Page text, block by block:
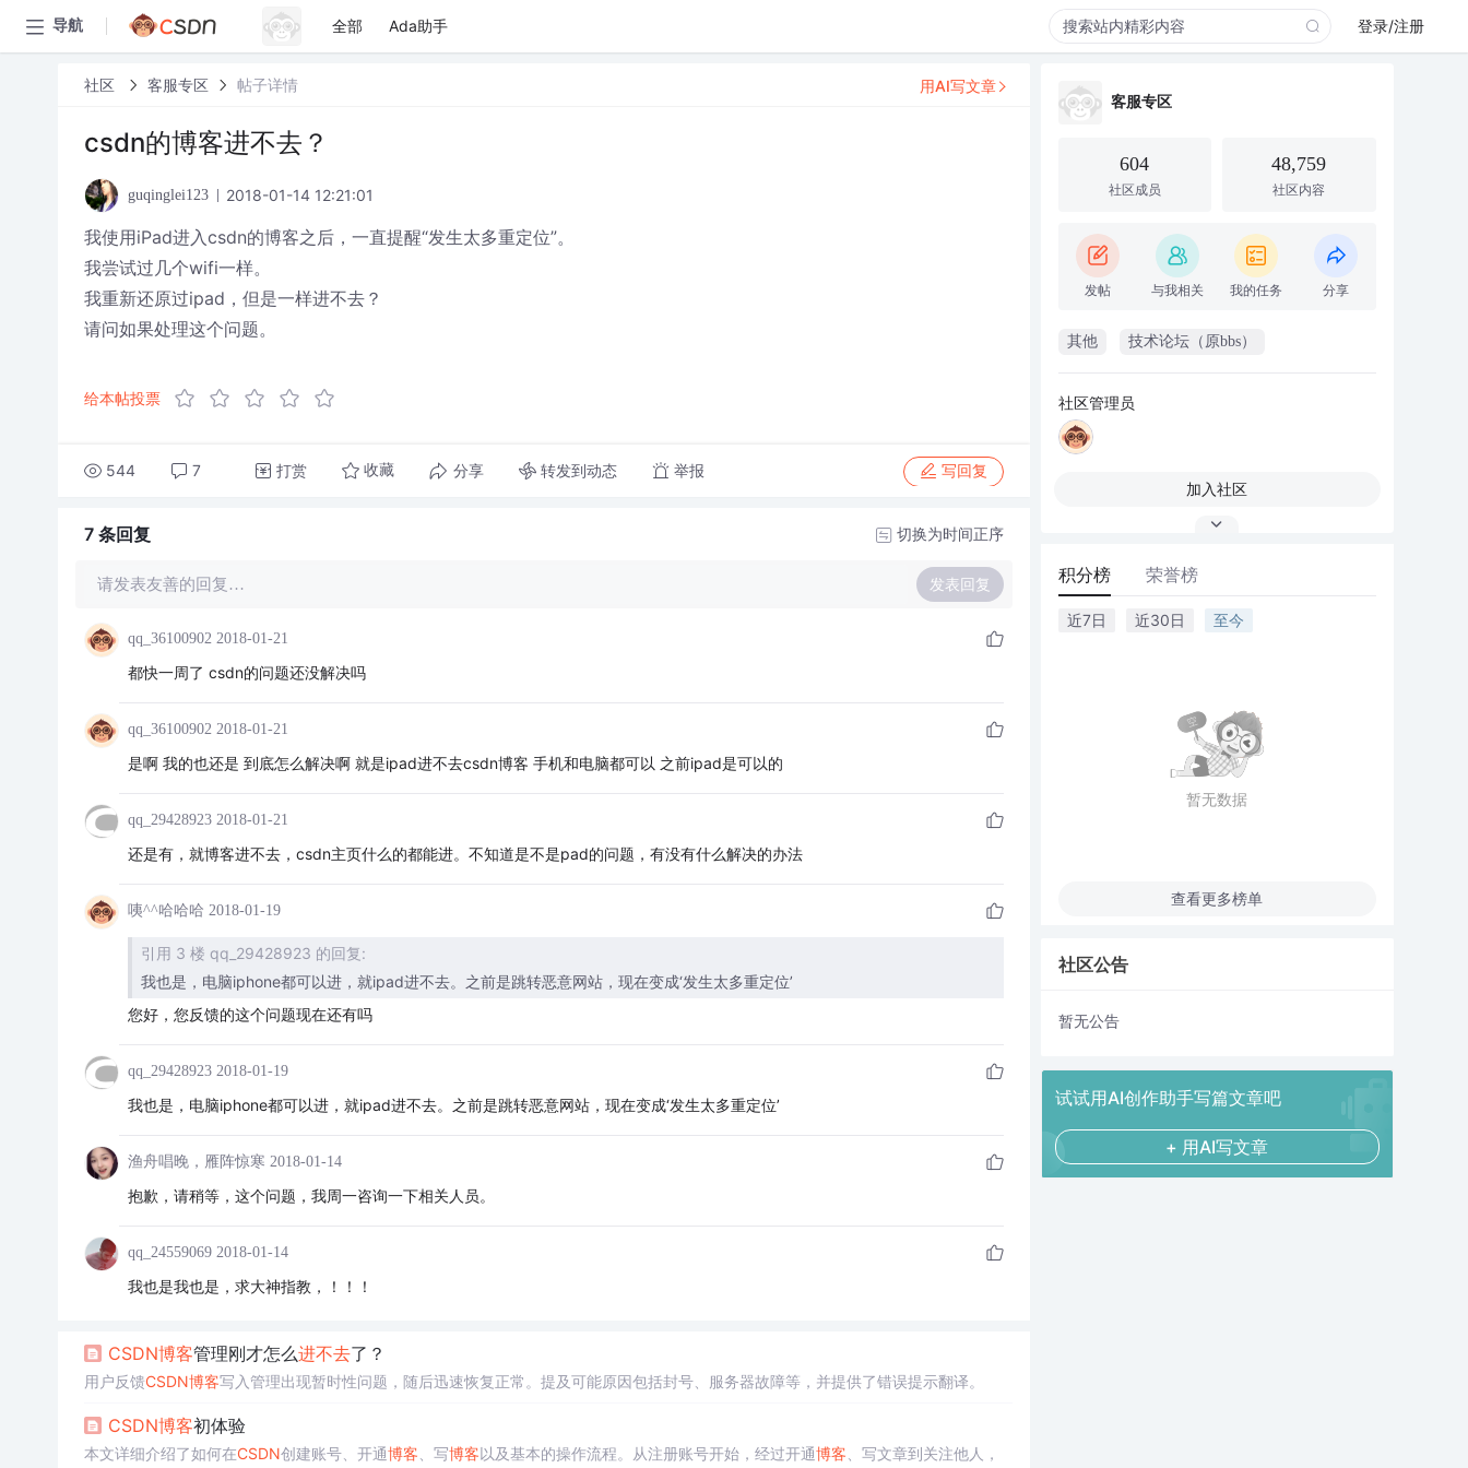
导航 全部 Ada助手 登录/注册
社区 客服专区 帖子详情
csdn的博客进不去？
guqinglei123 2018-01-14 12:21:01
我使用iPad进入csdn的博客之后，一直提醒“发生太多重定位”。
我尝试过几个wifi一样。
我重新还原过ipad，但是一样进不去？
请问如果处理这个问题。
给本帖投票
544 7 打赏 收藏 分享 转发到动态 举报 写回复
用AI写文章
7 条回复 切换为时间正序
请发表友善的回复… 发表回复
qq_36100902 2018-01-21
都快一周了 csdn的问题还没解决吗
qq_36100902 2018-01-21
是啊 我的也还是 到底怎么解决啊 就是ipad进不去csdn博客 手机和电脑都可以 之前ipad是可以的
qq_29428923 2018-01-21
还是有，就博客进不去，csdn主页什么的都能进。不知道是不是pad的问题，有没有什么解决的办法
咦^^哈哈哈 2018-01-19
引用 3 楼 qq_29428923 的回复:
我也是，电脑iphone都可以进，就ipad进不去。之前是跳转恶意网站，现在变成‘发生太多重定位’
您好，您反馈的这个问题现在还有吗
qq_29428923 2018-01-19
我也是，电脑iphone都可以进，就ipad进不去。之前是跳转恶意网站，现在变成‘发生太多重定位’
渔舟唱晚，雁阵惊寒 2018-01-14
抱歉，请稍等，这个问题，我周一咨询一下相关人员。
qq_24559069 2018-01-14
我也是我也是，求大神指教，！！！
CSDN博客管理刚才怎么进不去了？
用户反馈CSDN博客写入管理出现暂时性问题，随后迅速恢复正常。提及可能原因包括封号、服务器故障等，并提供了错误提示翻译。
CSDN博客初体验
本文详细介绍了如何在CSDN创建账号、开通博客 、写博客以及基本的操作流程。从注册账号开始，经过开通博客 、写文章到关注他人，
客服专区
604
社区成员
48,759
社区内容
发帖 与我相关 我的任务 分享
其他 技术论坛（原bbs）
社区管理员
加入社区
积分榜 荣誉榜
近7日 近30日 至今
暂无数据
查看更多榜单
社区公告
暂无公告
试试用AI创作助手写篇文章吧
+ 用AI写文章